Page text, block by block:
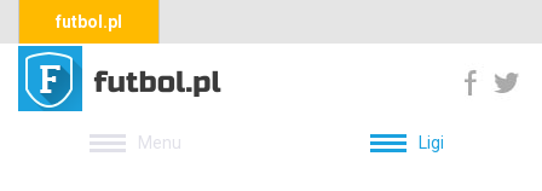
futbol.pl
Menu Ligi